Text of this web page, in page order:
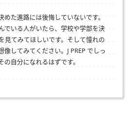
めた進路には後悔していないです。
でいる人がいたら、学校や学部を決
見てみてほしいです。そして憧れの
してみてください。 J PREP でしっ
自分になれるはずです。